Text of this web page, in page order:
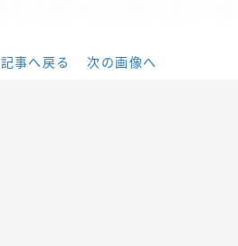
記事へ戻る 次の画像へ